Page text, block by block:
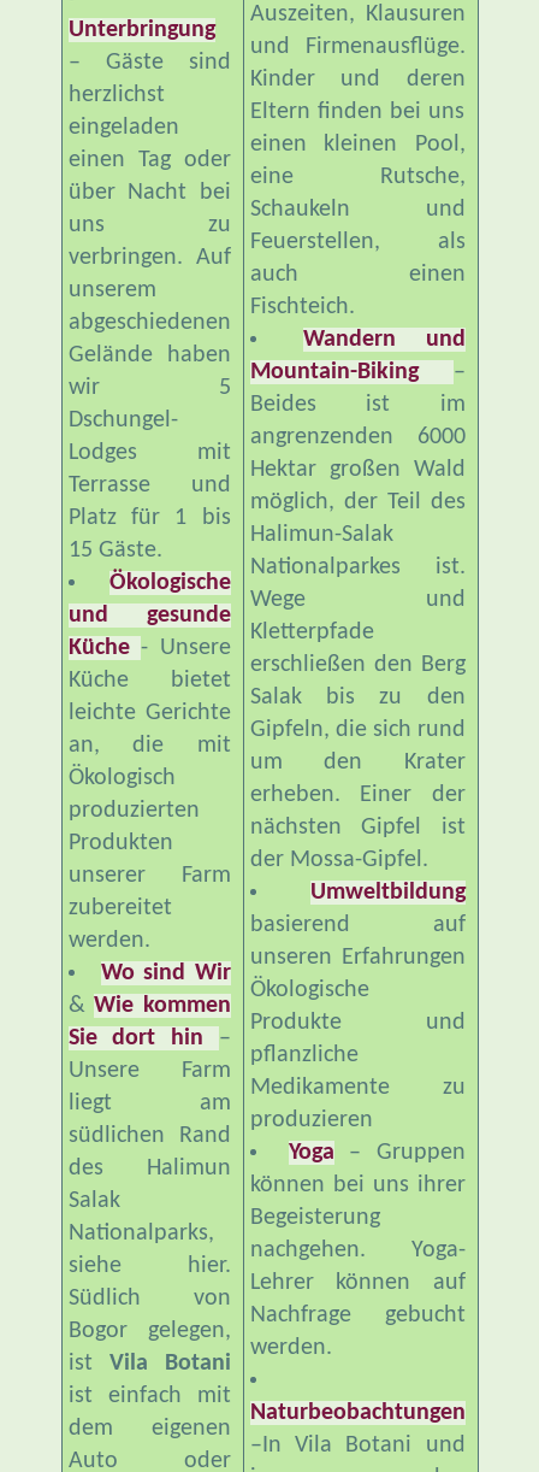
Unterbringung
– Gäste sind
herzlichst
eingeladen
einen Tag oder
über Nacht bei
uns zu
verbringen. Auf
unserem
abgeschiedenen
Gelände haben
wir 5
Dschungel-
Lodges mit
Terrasse und
Platz für 1 bis
15 Gäste.
Ökologische
und gesunde
Küche - Unsere
Küche bietet
leichte Gerichte
an, die mit
Ökologisch
produzierten
Produkten
unserer Farm
zubereitet
werden.
Wo sind Wir
& Wie kommen
Sie dort hin –
Unsere Farm
liegt am
südlichen Rand
des Halimun
Salak
Nationalparks,
siehe hier.
Südlich von
Bogor gelegen,
ist Vila Botani
ist einfach mit
dem eigenen
Auto oder
Auszeiten, Klausuren
und Firmenausflüge.
Kinder und deren
Eltern finden bei uns
einen kleinen Pool,
eine Rutsche,
Schaukeln und
Feuerstellen, als
auch einen
Fischteich.
Wandern und
Mountain-Biking –
Beides ist im
angrenzenden 6000
Hektar großen Wald
möglich, der Teil des
Halimun-Salak
Nationalparkes ist.
Wege und
Kletterpfade
erschließen den Berg
Salak bis zu den
Gipfeln, die sich rund
um den Krater
erheben. Einer der
nächsten Gipfel ist
der Mossa-Gipfel.
Umweltbildung
basierend auf
unseren Erfahrungen
Ökologische
Produkte und
pflanzliche
Medikamente zu
produzieren
Yoga – Gruppen
können bei uns ihrer
Begeisterung
nachgehen. Yoga-
Lehrer können auf
Nachfrage gebucht
werden.
Naturbeobachtungen
–In Vila Botani und